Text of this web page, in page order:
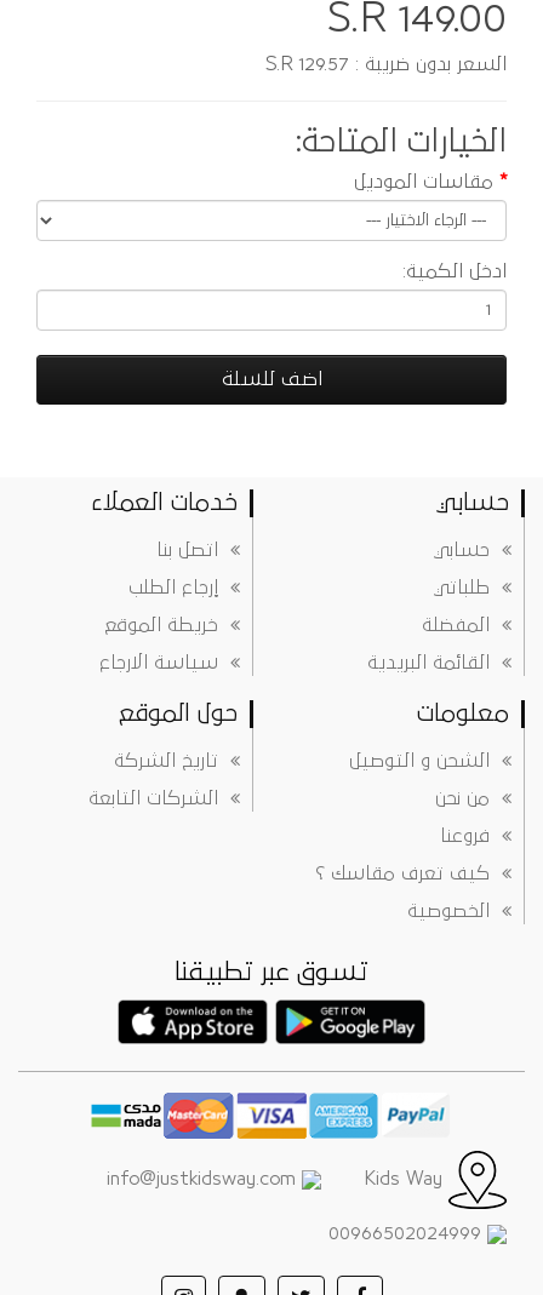
S.R 149.00
السعر بدون ضريبة : S.R 129.57
الخيارات المتاحة:
مقاسات الموديل
ادخل الكمية:
اضف للسلة
حسابي
حسابي
طلباتي
المفضلة
القائمة البريدية
خدمات العملاء
اتصل بنا
إرجاع الطلب
خريطة الموقع
سياسة الارجاع
معلومات
الشحن و التوصيل
من نحن
فروعنا
كيف تعرف مقاسك ؟
الخصوصية
حول الموقع
تاريخ الشركة
الشركات التابعة
تسوق عبر تطبيقنا